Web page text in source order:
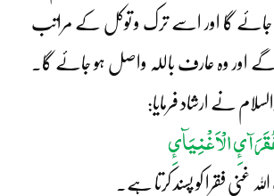
گا اور اسے ترک و توکل کے مراتب
اور وہ عارف باللہ واصل ہو جائے گا۔
نے ارشاد فرمایا:
الْاَغْنِیَآئِ
فقرا کو پسند کرتا ہے۔